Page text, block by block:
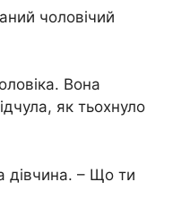
чоловічий
Вона
як тьохнуло
дівчина. – Що ти